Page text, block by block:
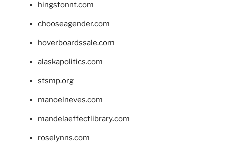
hingstonnt.com
chooseagender.com
hoverboardssale.com
alaskapolitics.com
stsmp.org
manoelneves.com
mandelaeffectlibrary.com
roselynns.com